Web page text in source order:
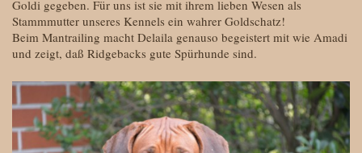
Goldi gegeben. Für uns ist sie mit ihrem lieben Wesen als
Stammmutter unseres Kennels ein wahrer Goldschatz!
Beim Mantrailing macht Delaila genauso begeistert mit wie Amadi
und zeigt, daß Ridgebacks gute Spürhunde sind.